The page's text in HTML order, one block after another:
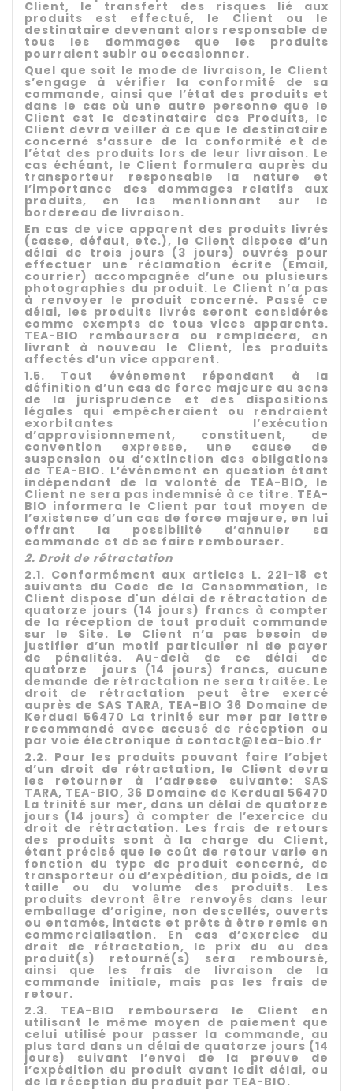
Client, le transfert des risques lié aux
produits est effectué, le Client ou le
destinataire devenant alors responsable de
tous les dommages que les produits
pourraient subir ou occasionner.
Quel que soit le mode de livraison, le Client
s’engage à vérifier la conformité de sa
commande, ainsi que l’état des produits et
dans le cas où une autre personne que le
Client est le destinataire des Produits, le
Client devra veiller à ce que le destinataire
concerné s’assure de la conformité et de
l’état des produits lors de leur livraison. Le
cas échéant, le Client formulera auprès du
transporteur responsable la nature et
l’importance des dommages relatifs aux
produits, en les mentionnant sur le
bordereau de livraison.
En cas de vice apparent des produits livrés
(casse, défaut, etc.), le Client dispose d’un
délai de trois jours (3 jours) ouvrés pour
effectuer une réclamation écrite (Email,
courrier) accompagnée d’une ou plusieurs
photographies du produit. Le Client n’a pas
à renvoyer le produit concerné. Passé ce
délai, les produits livrés seront considérés
comme exempts de tous vices apparents.
TEA-BIO remboursera ou remplacera, en
livrant à nouveau le Client, les produits
affectés d’un vice apparent.
1.5. Tout événement répondant à la
définition d’un cas de force majeure au sens
de la jurisprudence et des dispositions
légales qui empêcheraient ou rendraient
exorbitantes l’exécution
d’approvisionnement, constituent, de
convention expresse, une cause de
suspension ou d’extinction des obligations
de TEA-BIO. L’événement en question étant
indépendant de la volonté de TEA-BIO, le
Client ne sera pas indemnisé à ce titre. TEA-
BIO informera le Client par tout moyen de
l’existence d’un cas de force majeure, en lui
offrant la possibilité d’annuler sa
commande et de se faire rembourser.
2. Droit de rétractation
2.1. Conformément aux articles L. 221-18 et
suivants du Code de la Consommation, le
Client dispose d'un délai de rétractation de
quatorze jours (14 jours) francs à compter
de la réception de tout produit commande
sur le Site. Le Client n’a pas besoin de
justifier d’un motif particulier ni de payer
de pénalités.Au-delà de ce délai de
quatorze jours (14 jours) francs, aucune
demande de rétractation ne sera traitée. Le
droit de rétractation peut être exercé
auprès de SAS TARA, TEA-BIO 36 Domaine de
Kerdual 56470 La trinité sur mer par lettre
recommandé avec accusé de réception ou
par voie électronique à contact@tea-bio.fr
2.2. Pour les produits pouvant faire l’objet
d’un droit de rétractation, le Client devra
les retourner à l’adresse suivante: SAS
TARA, TEA-BIO, 36 Domaine de Kerdual 56470
La trinité sur mer, dans un délai de quatorze
jours (14 jours) à compter de l’exercice du
droit de rétractation. Les frais de retours
des produits sont à la charge du Client,
étant précisé que le coût de retour varie en
fonction du type de produit concerné, de
transporteur ou d’expédition, du poids, de la
taille ou du volume des produits. Les
produits devront être renvoyés dans leur
emballage d’origine, non descellés, ouverts
ou entamés, intacts et prêts à être remis en
commercialisation. En cas d’exercice du
droit de rétractation, le prix du ou des
produit(s) retourné(s) sera remboursé,
ainsi que les frais de livraison de la
commande initiale, mais pas les frais de
retour.
2.3. TEA-BIO remboursera le Client en
utilisant le même moyen de paiement que
celui utilisé pour passer la commande, au
plus tard dans un délai de quatorze jours (14
jours) suivant l’envoi de la preuve de
l’expédition du produit avant ledit délai, ou
de la réception du produit par TEA-BIO.